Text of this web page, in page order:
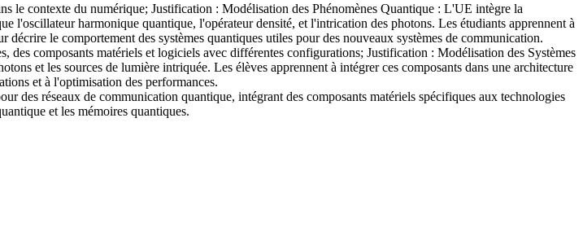
le contexte du numérique; Justification : Modélisation des Phénomènes Quantique : L'UE intègre la
l'oscillateur harmonique quantique, l'opérateur densité, et l'intrication des photons. Les étudiants apprennent à
le comportement des systèmes quantiques utiles pour des nouveaux systèmes de communication.
composants matériels et logiciels avec différentes configurations; Justification : Modélisation des Systèmes
et les sources de lumière intriquée. Les élèves apprennent à intégrer ces composants dans une architecture
et à l'optimisation des performances.
des réseaux de communication quantique, intégrant des composants matériels spécifiques aux technologies
et les mémoires quantiques.